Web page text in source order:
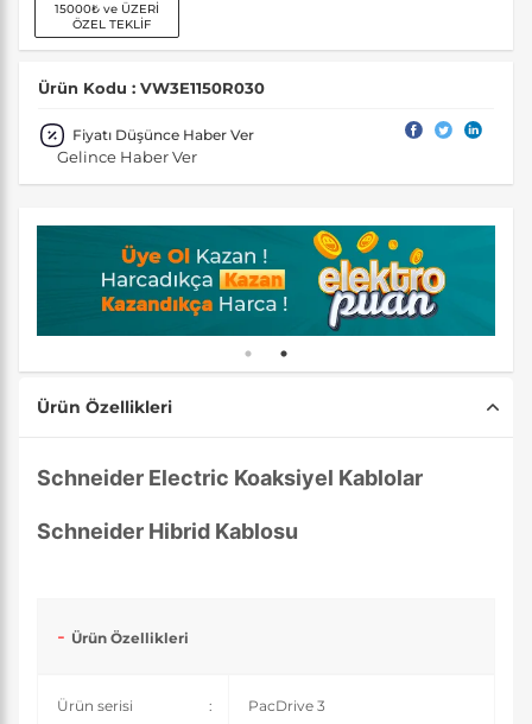
15000₺ ve ÜZERİ
ÖZEL TEKLİF
Ürün Kodu : VW3E1150R030
Fiyatı Düşünce Haber Ver
Gelince Haber Ver
Ürün Özellikleri
Schneider Electric Koaksiyel Kablolar
Schneider Hibrid Kablosu
Ürün Özellikleri
Ürün serisi : PacDrive 3